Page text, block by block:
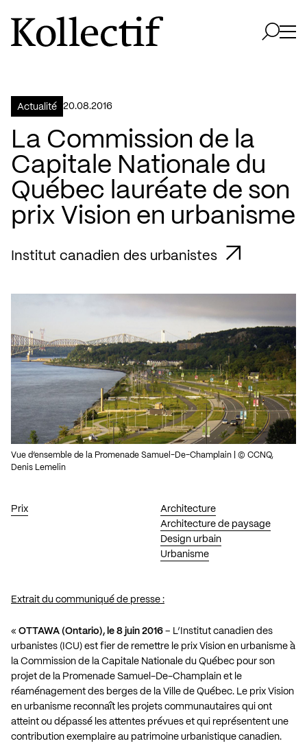
Aller à la page d'accueil
Logo Kollectif
Actualité 20.08.2016
La Commission de la
Capitale Nationale du
Québec lauréate de son
prix Vision en urbanisme
Institut canadien des urbanistes
Prix
Architecture
Architecture de paysage
Design urbain
Urbanisme
Vue d’ensemble de la Promenade Samuel-De-Champlain | © CCNQ,
Denis Lemelin
Extrait du communiqué de presse :
« OTTAWA (Ontario), le 8 juin 2016 – L’Institut canadien des
urbanistes (ICU) est fier de remettre le prix Vision en urbanisme à
la Commission de la Capitale Nationale du Québec pour son
projet de la Promenade Samuel-De-Champlain et le
réaménagement des berges de la Ville de Québec. Le prix Vision
en urbanisme reconnaît les projets communautaires qui ont
atteint ou dépassé les attentes prévues et qui représentent une
contribution exemplaire au patrimoine urbanistique canadien.